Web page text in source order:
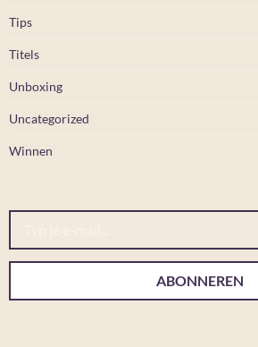
Tips
Titels
Unboxing
Uncategorized
Winnen
Typ je e-mail...
ABONNEREN